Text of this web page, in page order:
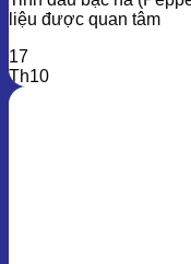
liệu được quan tâm
17
Th10